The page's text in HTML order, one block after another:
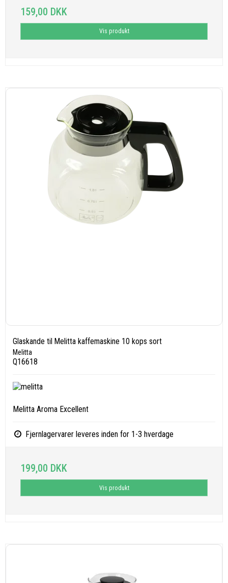
159,00 DKK
Vis produkt
Glaskande til Melitta kaffemaskine 10 kops sort
Melitta
Q16618
Melitta Aroma Excellent
Fjernlagervarer leveres inden for 1-3 hverdage
199,00 DKK
Vis produkt